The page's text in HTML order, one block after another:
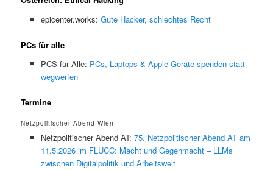
epicenter.works: Gute Hacker, schlechtes Recht
PCs für alle
PCS für Alle: PCs, Laptops & Apple Geräte spenden statt
wegwerfen
Termine
Netzpolitischer Abend Wien
Netzpolitischer Abend AT: 75. Netzpolitischer Abend AT am
11.5.2026 im FLUCC: Macht und Gegenmacht – LLMs
zwischen Digitalpolitik und Arbeitswelt